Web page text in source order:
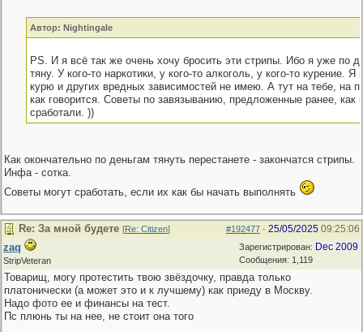
Автор: Nightingale
PS. И я всё так же очень хочу бросить эти стрипы. Ибо я уже по
тяну. У кого-то наркотики, у кого-то алкоголь, у кого-то курение. Я
курю и других вредных зависимостей не имею. А тут на тебе, на
как говорится. Советы по завязыванию, предложенные ранее, как
сработали. ))
Как окончательно по деньгам тянуть перестанете - закончатся стрипы.
Инфа - сотка.
Советы могут сработать, если их как бы начать выполнять
#192477 - 25/05/2025 09:25:06
Re: За мной будете [Re: Citizen]
Зарегистрирован: Dec 2009
Сообщения: 1,119
zaq
StripVeteran
Товарищ, могу протестить твою звёздочку, правда только
платонически (а может это и к лучшему) как приеду в Москву.
Надо фото ее и финансы на тест.
Пс плюнь ты на нее, не стоит она того